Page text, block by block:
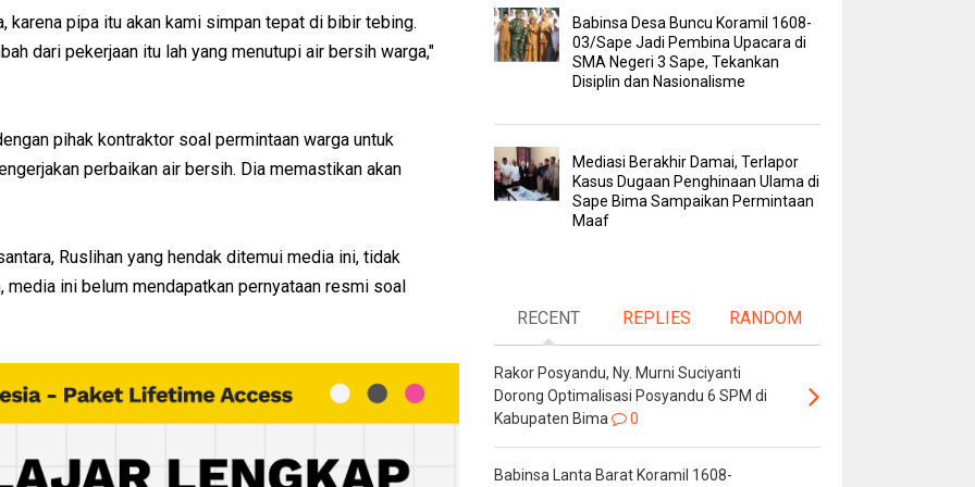
karena pipa itu akan kami simpan tepat di bibir tebing.
dari pekerjaan itu lah yang menutupi air bersih warga,"
pihak kontraktor soal permintaan warga untuk
perbaikan air bersih. Dia memastikan akan
Ruslihan yang hendak ditemui media ini, tidak
ini belum mendapatkan pernyataan resmi soal
Babinsa Desa Buncu Koramil 1608-
03/Sape Jadi Pembina Upacara di
SMA Negeri 3 Sape, Tekankan
Disiplin dan Nasionalisme
Mediasi Berakhir Damai, Terlapor
Kasus Dugaan Penghinaan Ulama di
Sape Bima Sampaikan Permintaan
Maaf
RECENT REPLIES RANDOM
Rakor Posyandu, Ny. Murni Suciyanti
Dorong Optimalisasi Posyandu 6 SPM di
Kabupaten Bima
0
Babinsa Lanta Barat Koramil 1608-